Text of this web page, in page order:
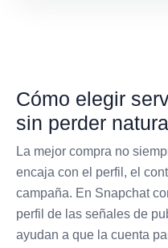
Cómo elegir
sin perder
La mejor compra no
encaja con el perfil, el
campaña. En Snapchat
perfil de las señales de
ayudan a que la cuenta